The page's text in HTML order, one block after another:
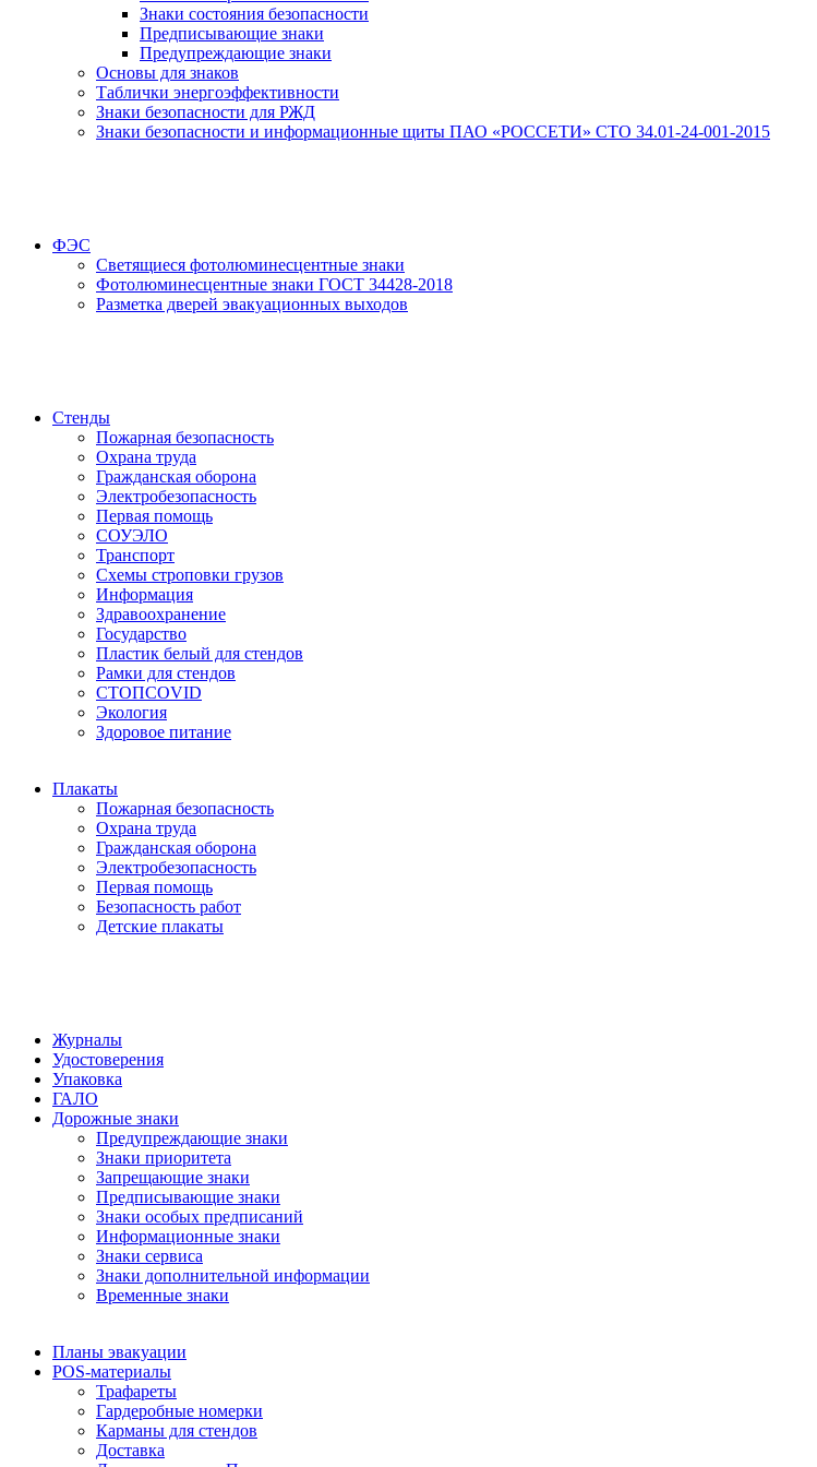
Знаки состояния безопасности
Предписывающие знаки
Предупреждающие знаки
Основы для знаков
Таблички энергоэффективности
Знаки безопасности для РЖД
Знаки безопасности и информационные щиты ПАО «РОССЕТИ» СТО 34.01-24-001-2015
ФЭС
Светящиеся фотолюминесцентные знаки
Фотолюминесцентные знаки ГОСТ 34428-2018
Разметка дверей эвакуационных выходов
Стенды
Пожарная безопасность
Охрана труда
Гражданская оборона
Электробезопасность
Первая помощь
СОУЭЛО
Транспорт
Схемы строповки грузов
Информация
Здравоохранение
Государство
Пластик белый для стендов
Рамки для стендов
СТОПCOVID
Экология
Здоровое питание
Плакаты
Пожарная безопасность
Охрана труда
Гражданская оборона
Электробезопасность
Первая помощь
Безопасность работ
Детские плакаты
Журналы
Удостоверения
Упаковка
ГАЛО
Дорожные знаки
Предупреждающие знаки
Знаки приоритета
Запрещающие знаки
Предписывающие знаки
Знаки особых предписаний
Информационные знаки
Знаки сервиса
Знаки дополнительной информации
Временные знаки
Планы эвакуации
POS-материалы
Трафареты
Гардеробные номерки
Карманы для стендов
Доставка